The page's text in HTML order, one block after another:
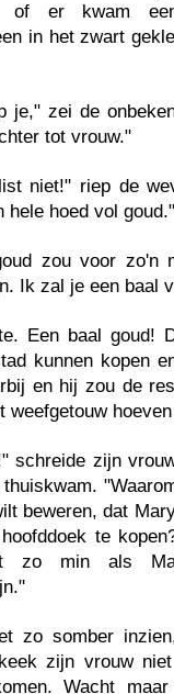
of er kwam
in het zwart
je," zei de
tot vrouw."
niet!" riep de
hele hoed vol goud."
zou voor zo'n
Ik zal je een baal
Een baal goud!
kunnen kopen
en hij zou de
weefgetouw
schreide zijn
beweren, dat
te
zo min als
zo somber
zijn vrouw
Wacht